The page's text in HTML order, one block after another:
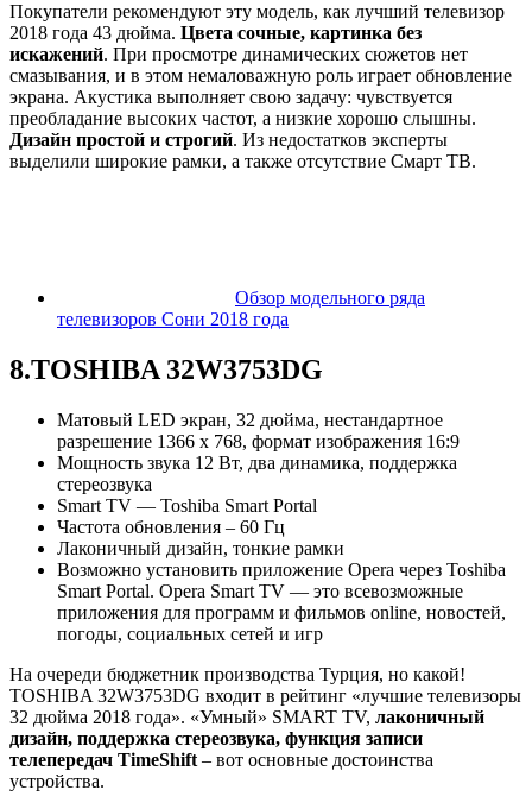
Покупатели рекомендуют эту модель, как лучший телевизор
2018 года 43 дюйма. Цвета сочные, картинка без
искажений. При просмотре динамических сюжетов нет
смазывания, и в этом немаловажную роль играет обновление
экрана. Акустика выполняет свою задачу: чувствуется
преобладание высоких частот, а низкие хорошо слышны.
Дизайн простой и строгий. Из недостатков эксперты
выделили широкие рамки, а также отсутствие Смарт ТВ.
Обзор модельного ряда
телевизоров Сони 2018 года
8.TOSHIBA 32W3753DG
Матовый LED экран, 32 дюйма, нестандартное
разрешение 1366 x 768, формат изображения 16:9
Мощность звука 12 Вт, два динамика, поддержка
стереозвука
Smart TV — Toshiba Smart Portal
Частота обновления – 60 Гц
Лаконичный дизайн, тонкие рамки
Возможно установить приложение Opera через Toshiba
Smart Portal. Opera Smart TV — это всевозможные
приложения для программ и фильмов online, новостей,
погоды, социальных сетей и игр
На очереди бюджетник производства Турция, но какой!
TOSHIBA 32W3753DG входит в рейтинг «лучшие телевизоры
32 дюйма 2018 года». «Умный» SMART TV, лаконичный
дизайн, поддержка стереозвука, функция записи
телепередач TimeShift – вот основные достоинства
устройства.